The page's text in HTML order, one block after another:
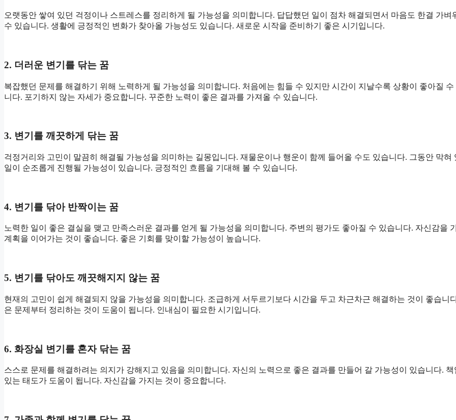
오랫동안 쌓여 있던 걱정이나 스트레스를 정리하게 될 가능성을 의미합니다. 답답했던 일이 점차 해결되면서 마음도 한결 가벼
수 있습니다. 생활에 긍정적인 변화가 찾아올 가능성도 있습니다. 새로운 시작을 준비하기 좋은 시기입니다.
2. 더러운 변기를 닦는 꿈
복잡했던 문제를 해결하기 위해 노력하게 될 가능성을 의미합니다. 처음에는 힘들 수 있지만 시간이 지날수록 상황이 좋아질 수
니다. 포기하지 않는 자세가 중요합니다. 꾸준한 노력이 좋은 결과를 가져올 수 있습니다.
3. 변기를 깨끗하게 닦는 꿈
걱정거리와 고민이 말끔히 해결될 가능성을 의미하는 길몽입니다. 재물운이나 행운이 함께 들어올 수도 있습니다. 그동안 막혀
일이 순조롭게 진행될 가능성이 있습니다. 긍정적인 흐름을 기대해 볼 수 있습니다.
4. 변기를 닦아 반짝이는 꿈
노력한 일이 좋은 결실을 맺고 만족스러운 결과를 얻게 될 가능성을 의미합니다. 주변의 평가도 좋아질 수 있습니다. 자신감을
계획을 이어가는 것이 좋습니다. 좋은 기회를 맞이할 가능성이 높습니다.
5. 변기를 닦아도 깨끗해지지 않는 꿈
현재의 고민이 쉽게 해결되지 않을 가능성을 의미합니다. 조급하게 서두르기보다 시간을 두고 차근차근 해결하는 것이 좋습니
은 문제부터 정리하는 것이 도움이 됩니다. 인내심이 필요한 시기입니다.
6. 화장실 변기를 혼자 닦는 꿈
스스로 문제를 해결하려는 의지가 강해지고 있음을 의미합니다. 자신의 노력으로 좋은 결과를 만들어 갈 가능성이 있습니다. 책
있는 태도가 도움이 됩니다. 자신감을 가지는 것이 중요합니다.